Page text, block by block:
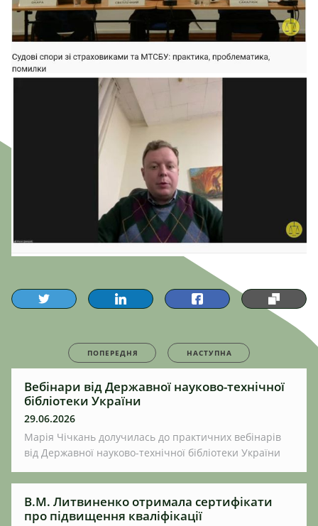
ПОПЕРЕДНЯ НАСТУПНА
Вебінари від Державної науково-технічної
бібліотеки України
29.06.2026
Марія Чічкань долучилась до практичних вебінарів
від Державної науково-технічної бібліотеки України
В.М. Литвиненко отримала сертифікати
про підвищення кваліфікації